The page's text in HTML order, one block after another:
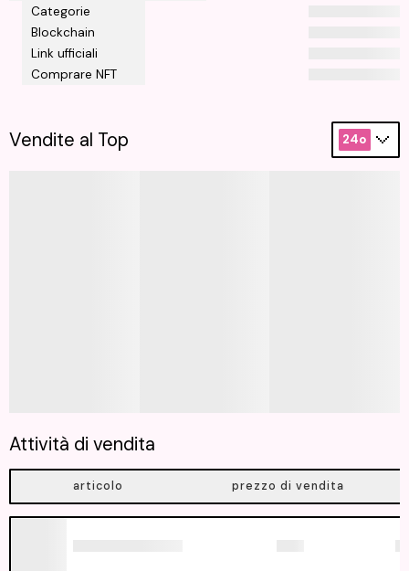
Categorie
Blockchain
Link ufficiali
Comprare NFT
Vendite al Top 24o
Attività di vendita
articolo prezzo di vendita